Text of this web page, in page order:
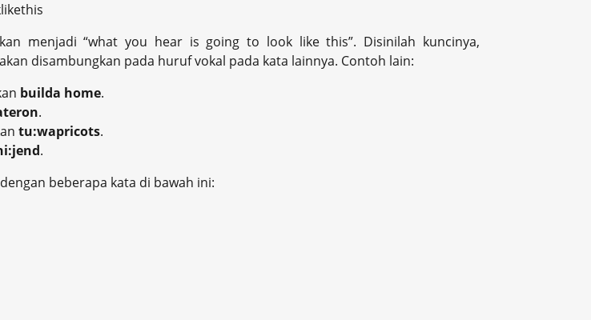
menjadi “what you hear is going to look like this”. Disinilah kuncinya,
disambungkan pada huruf vokal pada kata lainnya. Contoh lain:
builda home.
.
tu:wapricots.
.
beberapa kata di bawah ini: